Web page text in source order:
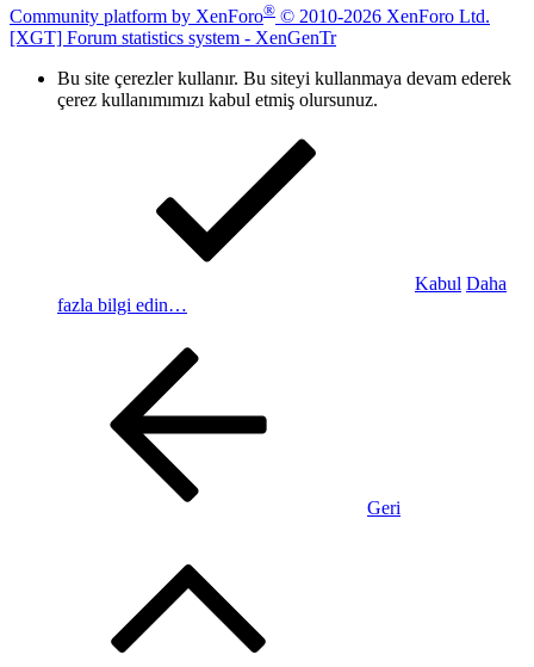
Community platform by XenForo® © 2010-2026 XenForo Ltd.
[XGT] Forum statistics system - XenGenTr
Bu site çerezler kullanır. Bu siteyi kullanmaya devam ederek
çerez kullanımımızı kabul etmiş olursunuz.
Kabul Daha
fazla bilgi edin…
Geri